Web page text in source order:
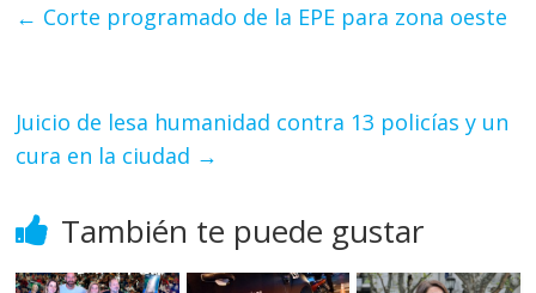
← Corte programado de la EPE para zona oeste
Juicio de lesa humanidad contra 13 policías y un
cura en la ciudad →
También te puede gustar